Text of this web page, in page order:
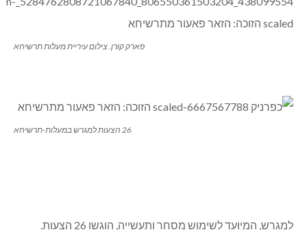
פארק קורן. צילום עיריית מעלות תרשיחא
26 הצעות למגרש במעלות-תרשיחא
למגרש, המיועד לשימוש מסחר ותעשייה, הוגשו 26 הצעות.